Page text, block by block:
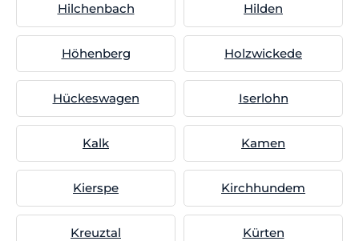
Hilchenbach Hilden
Höhenberg Holzwickede
Hückeswagen Iserlohn
Kalk Kamen
Kierspe Kirchhundem
Kreuztal Kürten